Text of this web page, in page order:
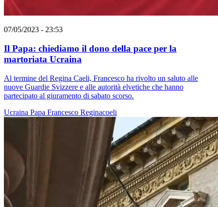
07/05/2023 - 23:53
Il Papa: chiediamo il dono della pace per la
martoriata Ucraina
Al termine del Regina Caeli, Francesco ha rivolto un saluto alle
nuove Guardie Svizzere e alle autorità elvetiche che hanno
partecipato al giuramento di sabato scorso.
Ucraina Papa Francesco Reginacoeli